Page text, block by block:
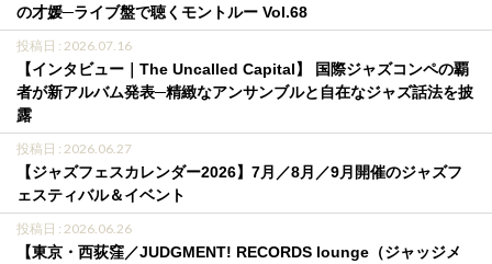
の才媛─ライブ盤で聴くモントルー Vol.68
投稿日 : 2026.07.16
【インタビュー｜The Uncalled Capital】 国際ジャズコンペの覇
者が新アルバム発表─精緻なアンサンブルと自在なジャズ話法を披
露
投稿日 : 2026.06.27
【ジャズフェスカレンダー2026】7月／8月／9月開催のジャズフ
ェスティバル＆イベント
投稿日 : 2026.06.26
【東京・西荻窪／JUDGMENT! RECORDS lounge（ジャッジメ